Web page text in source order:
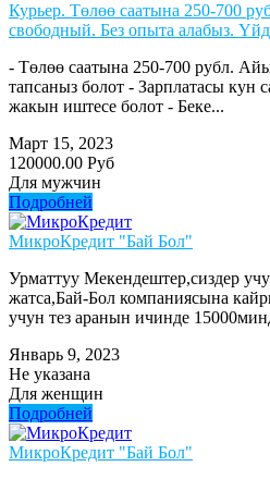
Курьер. Төлөө саатына 250-700
свободный. Без опыта алабыз.
- Төлөө саатына 250-700 рубл.
тапсаныз болот - Зарплатасы
жакын иштесе болот - Беке...
Март 15, 2023
120000.00 Руб
Для мужчин
Подробней
МикроКредит "Бай Бол"
Урматтуу Мекендештер,сиздер
жатса,Бай-Бол компаниясына
учун тез аранын ичинде
Январь 9, 2023
Не указана
Для женщин
Подробней
МикроКредит "Бай Бол"